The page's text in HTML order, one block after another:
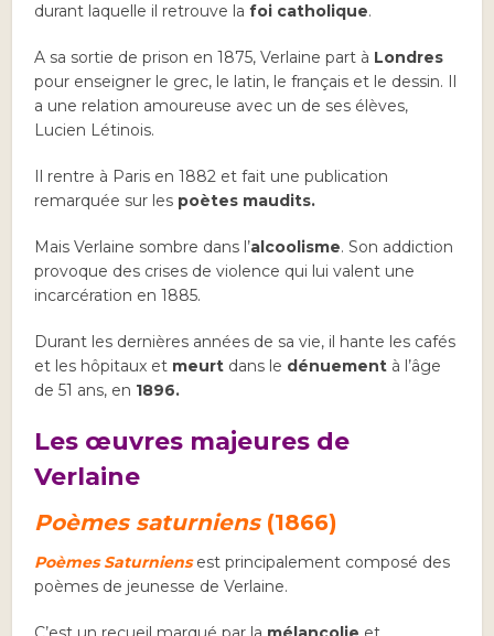
durant laquelle il retrouve la foi catholique.
A sa sortie de prison en 1875, Verlaine part à Londres
pour enseigner le grec, le latin, le français et le dessin. Il
a une relation amoureuse avec un de ses élèves,
Lucien Létinois.
Il rentre à Paris en 1882 et fait une publication
remarquée sur les poètes maudits.
Mais Verlaine sombre dans l’alcoolisme. Son addiction
provoque des crises de violence qui lui valent une
incarcération en 1885.
Durant les dernières années de sa vie, il hante les cafés
et les hôpitaux et meurt dans le dénuement à l’âge
de 51 ans, en 1896.
Les œuvres majeures de
Verlaine
Poèmes saturniens (1866)
Poèmes Saturniens est principalement composé des
poèmes de jeunesse de Verlaine.